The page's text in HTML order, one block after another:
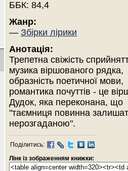
ББК: 84,4
Жанр:
— Збірки лірики
Анотація:
Трепетна свіжість
музика віршованого рядка,
образність поетичної мови,
романтика почуттів - це
Дудок, яка переконана, що
"таємниця повинна
нерозгаданою".
Поділитись:
Лінк із зображенням книжки: